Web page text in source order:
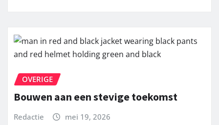
OVERIGE
Bouwen aan een stevige toekomst
Redactie mei 19, 2026